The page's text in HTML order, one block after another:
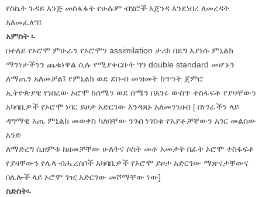
የስኬት ጉዳይ እንጅ መስፋፋት የሁሉም ብሄሮች አጀንዳ እንደነበረ ለመረዳት
አለመፈለግ፤
አምስት ፡-
በተለይ የኦሮሞ ምሁራን የኦሮሞን assimilation ታሪክ በደግ እያነሱ ምኒልክ
ማንነታችንን ጨቁነዋል ሲሉ የሚያቀርቡት ግን double standard መሆኑን
ለማጤን አለመቻል፤ የምኒልክ ወደ ደቡብ መዝመት ከጥንት ጀምሮ
ኢትዮጵያዊ የነበረው ኦሮሞ ከሰሜን ወደ ሰሜን በአገሩ ውስጥ ተስፋፍቶ የያዛቸውን
አካባቢዎች የኦሮሞ ነባር ይዞታ አድርገው እንዳጸኑ አለመገንዘብ [ በነገራችን ላይ
ዳግማዊ አጤ ምኒልክ መወቀስ ካለባቸው ንጉሰ ነገስቱ የአያቶቻቸውን አገር መልሰው
አንድ
ለማድረግ ሲዘምቱ ከዘመቻቸው ሁለትና ሶስት መቶ አመታት በፊት ኦሮሞ ተስፋፍቶ
የያዛቸውን የሌላ ብሔረሰቦች አካባቢዎች የኦሮሞ ይዞታ አድርገው ማጽናታቸውና
በሌሎች ላይ ኦሮሞ ገዢ አድርገው መሾማቸው ነው]
ስድስት፡-